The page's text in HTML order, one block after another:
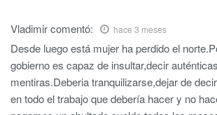
Vladimircomentó: hace 3 meses
Desde luego está mujer ha perdido el
gobierno es capaz de insultar,decir
mentiras.Deberia tranquilizarse,dejar de
en todo el trabajo que debería hacer y no